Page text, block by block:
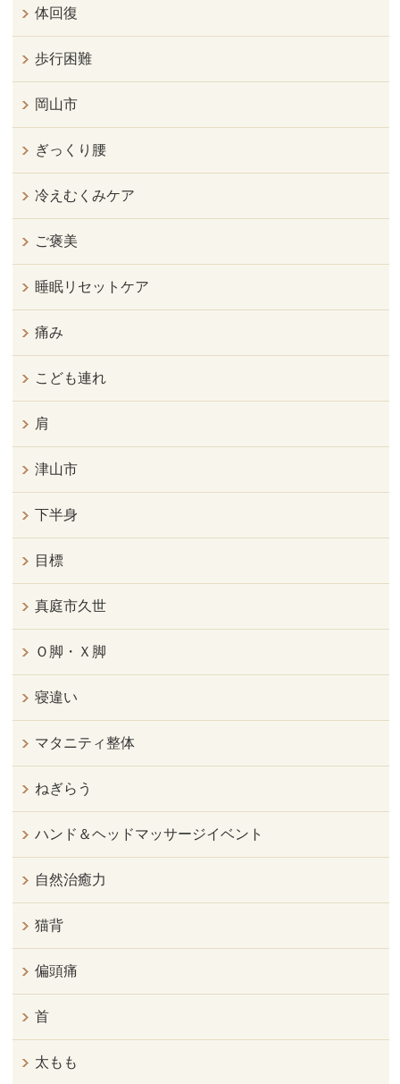
体回復
歩行困難
岡山市
ぎっくり腰
冷えむくみケア
ご褒美
睡眠リセットケア
痛み
こども連れ
肩
津山市
下半身
目標
真庭市久世
Ｏ脚・Ｘ脚
寝違い
マタニティ整体
ねぎらう
ハンド＆ヘッドマッサージイベント
自然治癒力
猫背
偏頭痛
首
太もも